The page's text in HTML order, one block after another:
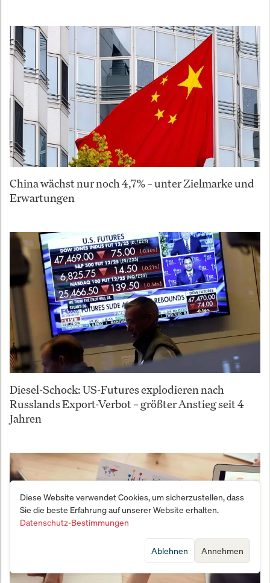
China wächst nur noch 4,7% – unter Zielmarke und
Erwartungen
Diesel-Schock: US-Futures explodieren nach
Russlands Export-Verbot – größter Anstieg seit 4
Jahren
Diese Website verwendet Cookies, um sicherzustellen, dass
Sie die beste Erfahrung auf unserer Website erhalten.
Datenschutz-Bestimmungen
Annehmen
Ablehnen